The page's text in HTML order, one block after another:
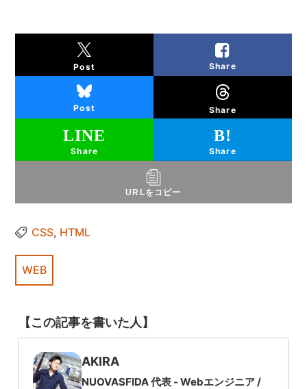
Post Share
Post Share
Share Share
URLをコピー
CSS, HTML
WEB
【この記事を書いた人】
AKIRA
NUOVASFIDA 代表 - Webエンジニア/